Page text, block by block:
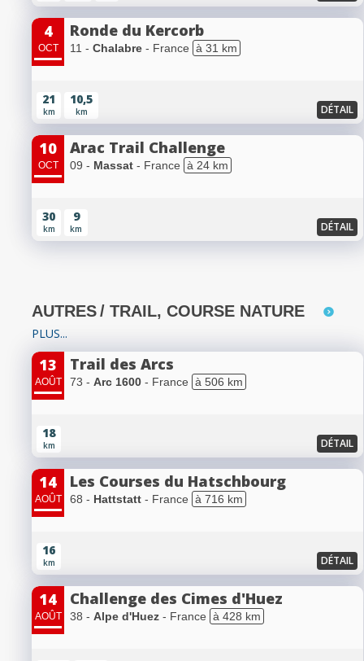
4
OCT
Ronde du Kercorb
11 - Chalabre - France à 31 km
21
km
10,5
km DÉTAIL
10
OCT
Arac Trail Challenge
09 - Massat - France à 24 km
30
km
9
km DÉTAIL
AUTRES/ TRAIL, COURSE NATURE
PLUS...
13
AOÛT
Trail des Arcs
73 - Arc 1600 - France à 506 km
18
km DÉTAIL
14
AOÛT
Les Courses du Hatschbourg
68 - Hattstatt - France à 716 km
16
km DÉTAIL
14
AOÛT
Challenge des Cimes d'Huez
38 - Alpe d'Huez - France à 428 km